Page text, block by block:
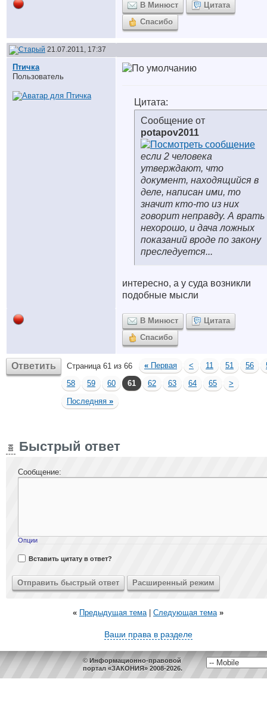
В Минюст
Цитата
Спасибо
21.07.2011, 17:37
Птичка
Пользователь
Цитата:
Сообщение от
potapov2011
если 2 человека
утверждают, что
документ, находящийся в
деле, написан ими, то
значит кто-то из них
говорит неправду. А врать
нехорошо, и дача ложных
показаний вроде по закону
преследуется...
интересно, а у суда возникли
подобные мысли
В Минюст
Цитата
Спасибо
Ответить Страница 61 из 66 « Первая < 11 51 56
58
59 60 61 62 63 64 65
>
Последняя »
Быстрый ответ
Сообщение:
Опции
Вставить цитату в ответ?
« Предыдущая тема| Следующая тема »
Ваши права в разделе
© Информационно-правовой
портал «ЗАКОНИЯ» 2008-2026.